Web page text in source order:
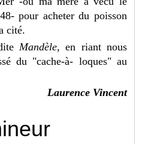
pour acheter du poisson
cité.
Mandèle, en riant nous
du "cache-à- loques" au
Laurence Vincent